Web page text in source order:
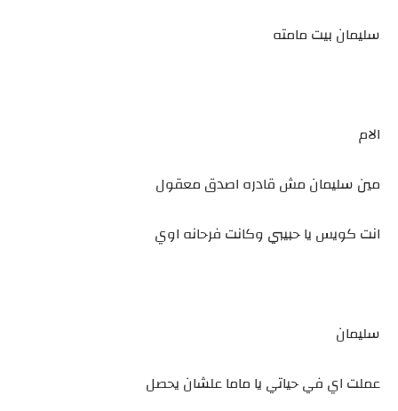
سليمان بيت مامته
الام
مين سليمان مش قادره اصدق معقول
انت كويس يا حبيبي وكانت فرحانه اوي
سليمان
عملت اي في حياتي يا ماما علشان يحصل